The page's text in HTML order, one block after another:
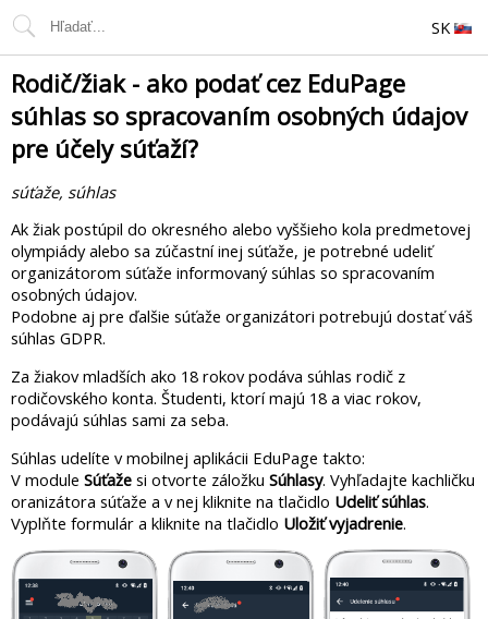
SK
Rodič/žiak - ako podať cez EduPage
súhlas so spracovaním osobných údajov
pre účely súťaží?
súťaže, súhlas
Ak žiak postúpil do okresného alebo vyššieho kola predmetovej
olympiády alebo sa zúčastní inej súťaže, je potrebné udeliť
organizátorom súťaže informovaný súhlas so spracovaním
osobných údajov.
Podobne aj pre ďalšie súťaže organizátori potrebujú dostať váš
súhlas GDPR.
Za žiakov mladších ako 18 rokov podáva súhlas rodič z
rodičovského konta. Študenti, ktorí majú 18 a viac rokov,
podávajú súhlas sami za seba.
Súhlas udelíte v mobilnej aplikácii EduPage takto:
V module Súťaže si otvorte záložku Súhlasy. Vyhľadajte kachličku
oranizátora súťaže a v nej kliknite na tlačidlo Udeliť súhlas.
Vyplňte formulár a kliknite na tlačidlo Uložiť vyjadrenie.